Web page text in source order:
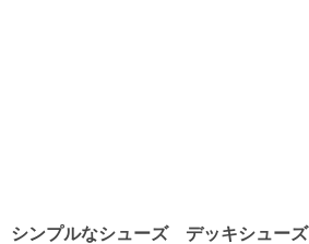
シンプルなシューズ デッキシューズ